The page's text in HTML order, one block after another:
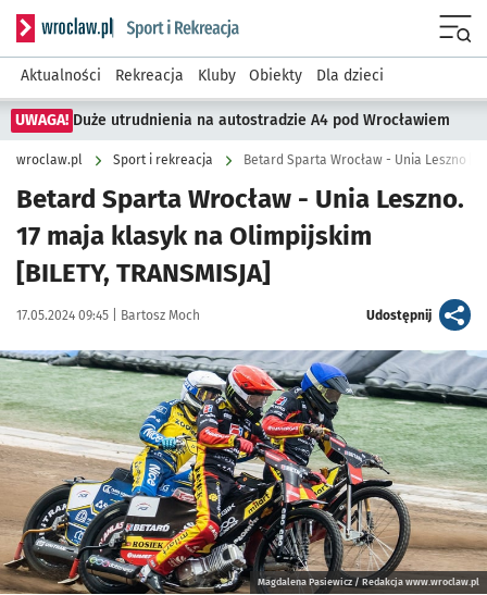
Serwis informacyjny wroclaw.pl podserwis: Sport i rekreacja
Aktualności Rekreacja Kluby Obiekty Dla dzieci
UWAGA! Duże utrudnienia na autostradzie A4 pod Wrocławiem
wroclaw.pl Sport i rekreacja Betard Sparta Wrocław - Unia Leszno
Betard Sparta Wrocław - Unia Leszno.
17 maja klasyk na Olimpijskim
[BILETY, TRANSMISJA]
Data publikacji:
17.05.2024 09:45 | Autor:
Bartosz Moch Udostępnijartykuł
Kliknij, aby powiększyć
Magdalena Pasiewicz / Redakcja www.wroclaw.pl